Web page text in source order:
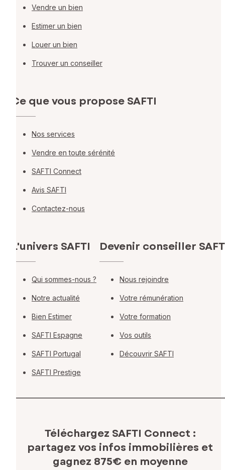
Vendre un bien
Estimer un bien
Louer un bien
Trouver un conseiller
Ce que vous propose SAFTI
Nos services
Vendre en toute sérénité
SAFTI Connect
Avis SAFTI
Contactez-nous
L'univers SAFTI
Qui sommes-nous ?
Notre actualité
Bien Estimer
SAFTI Espagne
SAFTI Portugal
SAFTI Prestige
Devenir conseiller
Nous rejoindre
Votre rémunération
Votre formation
Vos outils
Découvrir SAFTI
Téléchargez SAFTI Connect :
partagez vos infos immobilières et
gagnez 875€ en moyenne